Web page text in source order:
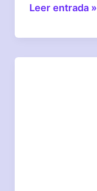
¿Dejar
cena
ayuda
Leer entrada »